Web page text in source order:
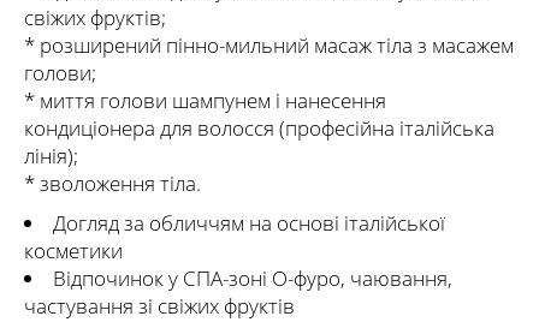
свіжих фруктів;
* розширений пінно-мильний масаж тіла з масажем
голови;
* миття голови шампунем і нанесення
кондиціонера для волосся (професійна італійська
лінія);
* зволоження тіла.
Догляд за обличчям на основі італійської
косметики
Відпочинок у СПА-зоні О-фуро, чаювання,
частування зі свіжих фруктів